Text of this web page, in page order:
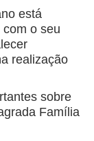
está
com o seu
realização
sobre
Família